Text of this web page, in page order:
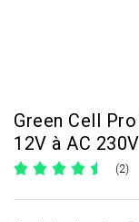
Green Cell
12V à AC
(2)